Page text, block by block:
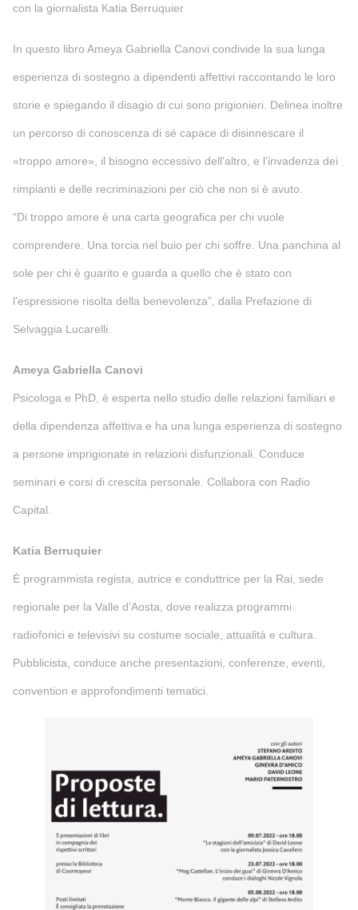
con la giornalista Katia Berruquier
In questo libro Ameya Gabriella Canovi condivide la sua lunga
esperienza di sostegno a dipendenti affettivi raccontando le loro
storie e spiegando il disagio di cui sono prigionieri. Delinea inoltre
un percorso di conoscenza di sé capace di disinnescare il
«troppo amore», il bisogno eccessivo dell’altro, e l’invadenza dei
rimpianti e delle recriminazioni per ciò che non si è avuto.
“Di troppo amore è una carta geografica per chi vuole
comprendere. Una torcia nel buio per chi soffre. Una panchina al
sole per chi è guarito e guarda a quello che è stato con
l’espressione risolta della benevolenza”, dalla Prefazione di
Selvaggia Lucarelli.
Ameya Gabriella Canovi
Psicologa e PhD, è esperta nello studio delle relazioni familiari e
della dipendenza affettiva e ha una lunga esperienza di sostegno
a persone imprigionate in relazioni disfunzionali. Conduce
seminari e corsi di crescita personale. Collabora con Radio
Capital.
Katia Berruquier
È programmista regista, autrice e conduttrice per la Rai, sede
regionale per la Valle d’Aosta, dove realizza programmi
radiofonici e televisivi su costume sociale, attualità e cultura.
Pubblicista, conduce anche presentazioni, conferenze, eventi,
convention e approfondimenti tematici.